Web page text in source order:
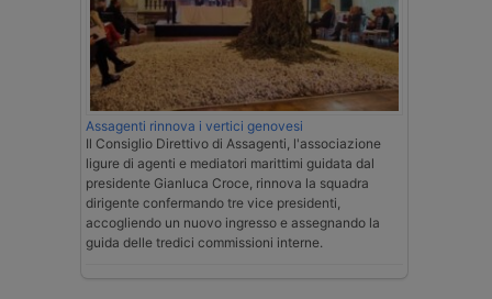
Assagenti rinnova i vertici genovesi
Il Consiglio Direttivo di Assagenti, l'associazione
ligure di agenti e mediatori marittimi guidata dal
presidente Gianluca Croce, rinnova la squadra
dirigente confermando tre vice presidenti,
accogliendo un nuovo ingresso e assegnando la
guida delle tredici commissioni interne.